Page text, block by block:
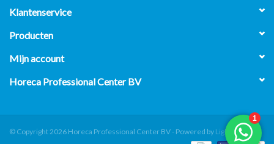
Klantenservice
Producten
Mijn account
Horeca Professional Center BV
© Copyright 2026 Horeca Professional Center BV - Powered by Lightspeed